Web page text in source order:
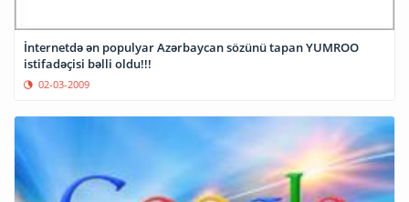
İnternetdə ən populyar Azərbaycan sözünü tapan YUMROO
istifadəçisi bəlli oldu!!!
02-03-2009